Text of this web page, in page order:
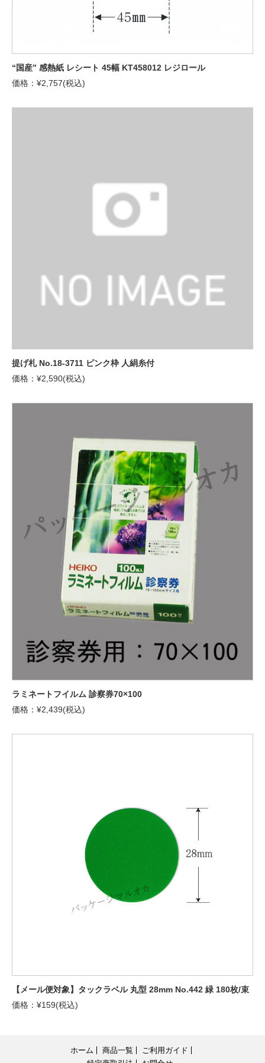
“国産” 感熱紙 レシート 45幅 KT458012 レジロール
価格：¥2,757(税込)
提げ札 No.18-3711 ピンク枠 人絹糸付
価格：¥2,590(税込)
ラミネートフイルム 診察券70×100
価格：¥2,439(税込)
【メール便対象】タックラベル 丸型 28mm No.442 緑 180枚/束
価格：¥159(税込)
ホーム 商品一覧
ご利用ガイド